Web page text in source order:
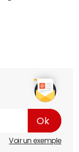
Voir un exemple